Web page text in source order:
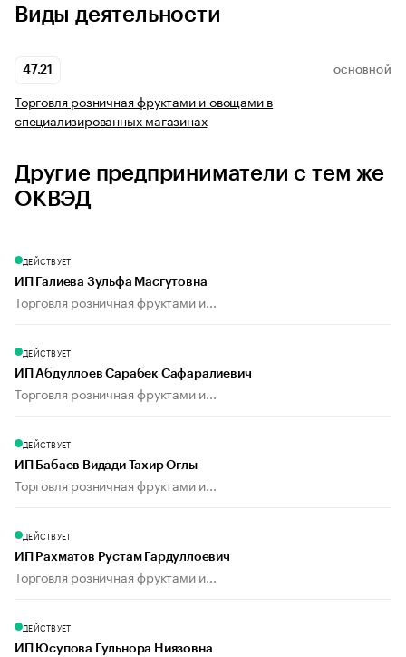
Виды деятельности
47.21 ОСНОВНОЙ
Торговля розничная фруктами и овощами в
специализированных магазинах
Другие предприниматели с тем же
ОКВЭД
ДЕЙСТВУЕТ
ИП Галиева Зульфа Масгутовна
Торговля розничная фруктами и...
ДЕЙСТВУЕТ
ИП Абдуллоев Сарабек Сафаралиевич
Торговля розничная фруктами и...
ДЕЙСТВУЕТ
ИП Бабаев Видади Тахир Оглы
Торговля розничная фруктами и...
ДЕЙСТВУЕТ
ИП Рахматов Рустам Гардуллоевич
Торговля розничная фруктами и...
ДЕЙСТВУЕТ
ИП Юсупова Гульнора Ниязовна